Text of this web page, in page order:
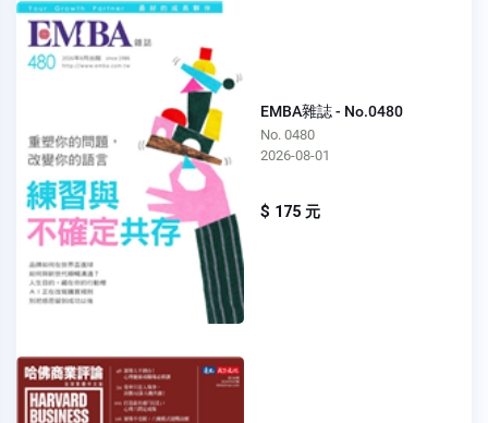
EMBA雜誌 - No.0480
No. 0480
2026-08-01
$ 175 元